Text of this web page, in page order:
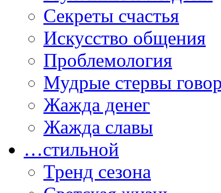
Секреты счастья
Искусство общения
Проблемология
Мудрые стервы
Жажда денег
Жажда славы
…стильной
Тренд сезона